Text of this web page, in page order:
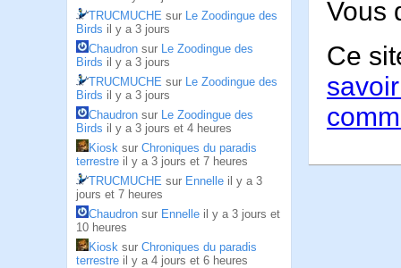
TRUCMUCHE sur Le Zoodingue des
Birds il y a 3 jours
Chaudron sur Le Zoodingue des
Birds il y a 3 jours
TRUCMUCHE sur Le Zoodingue des
Birds il y a 3 jours
Chaudron sur Le Zoodingue des
Birds il y a 3 jours et 4 heures
Kiosk sur Chroniques du paradis
terrestre il y a 3 jours et 7 heures
TRUCMUCHE sur Ennelle il y a 3
jours et 7 heures
Chaudron sur Ennelle il y a 3 jours et
10 heures
Kiosk sur Chroniques du paradis
terrestre il y a 4 jours et 6 heures
Vous
Ce